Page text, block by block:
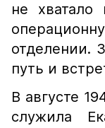
не хватало
отделении.
путь и
В августе
служила